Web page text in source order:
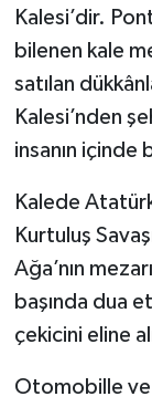
Kalesi’dir.
bilenen kale
satılan
Kalesi’nden
insanın içinde
Kalede
Kurtuluş
Ağa’nın
başında dua
çekicini eline
Otomobille ve